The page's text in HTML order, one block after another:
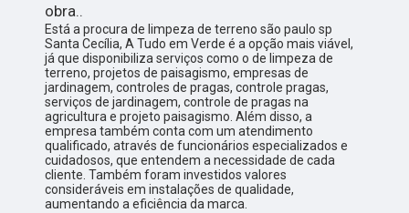
obra..
Está a procura de limpeza de terreno são paulo sp
Santa Cecília, A Tudo em Verde é a opção mais viável,
já que disponibiliza serviços como o de limpeza de
terreno, projetos de paisagismo, empresas de
jardinagem, controles de pragas, controle pragas,
serviços de jardinagem, controle de pragas na
agricultura e projeto paisagismo. Além disso, a
empresa também conta com um atendimento
qualificado, através de funcionários especializados e
cuidadosos, que entendem a necessidade de cada
cliente. Também foram investidos valores
consideráveis em instalações de qualidade,
aumentando a eficiência da marca.